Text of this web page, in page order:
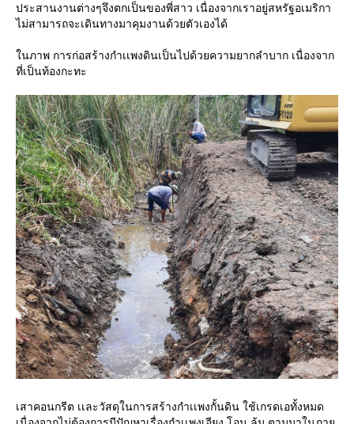
ประสานงานต่างๆจึงตกเป็นของพี่สาว เนื่องจากเราอยู่สหรัฐอเมริกา
ไม่สามารถจะเดินทางมาคุมงานด้วยตัวเองได้
ในภาพ การก่อสร้างกำเเพงดินเป็นไปด้วยความยากลำบาก เนื่องจาก
ที่เป็นท้องกะทะ
เสาคอนกรีต เเละวัสดุในการสร้างกำเเพงกั้นดิน ใช้เกรดเอทั้งหมด